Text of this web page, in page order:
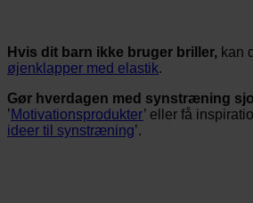
Hvis dit barn ikke bruger briller, kan
øjenklapper med elastik.
Gør hverdagen med synstræning
’Motivationsprodukter’ eller få
ideer til synstræning’.